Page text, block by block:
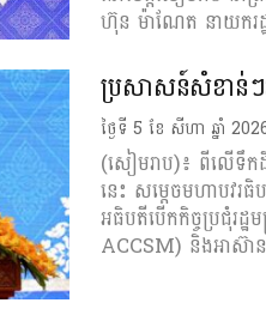
ហ៊ុន ម៉ាណែត នាយករដ្ឋ
ប្រសាសន៍សំខាន់
ថ្ងៃទី 5 ខែ សីហា ឆ្នាំ
(សៀមរាប)៖ ពីលើទឹក
នេះ សម្តេចមហាបវរ
អធិប​តី​​បើក​កិច្ច​ប្រជុំរ
ACCSM) និងអាស៊